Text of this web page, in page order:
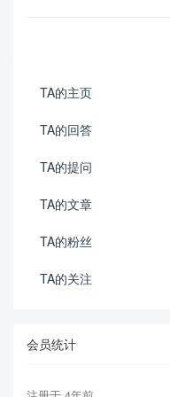
TA的主页
TA的回答
TA的提问
TA的文章
TA的粉丝
TA的关注
会员统计